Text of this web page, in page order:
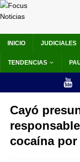
INICIO JUDICIALES
TENDENCIAS
Cayó
cocaína